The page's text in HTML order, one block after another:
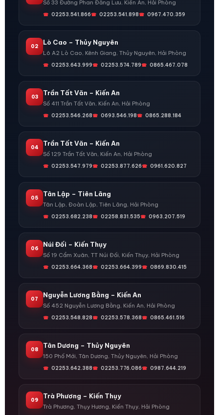
Số 33 Đường Phan Đăng Lưu, Kiến An, Hải Phòng
02253.541.866 02253.541.898 0967.470.359
02
Lò Cao – Thủy Nguyên
Lô A2 Lò Cao, Kênh Giang, Thủy Nguyên, Hải Phòng
02253.643.999 02253.574.789 0865.467.078
03
Trần Tất Văn – Kiến An
Số 411 Trần Tất Văn, Kiến An, Hải Phòng
02253.546.268 0693.546.198 0865.288.184
04
Trần Tất Văn – Kiến An
Số 129 Trần Tất Văn, Kiến An, Hải Phòng
02253.547.979 02253.877.626 0961.620.827
05
Tân Lập – Tiên Lãng
Tân Lập, Đoàn Lập, Tiên Lãng, Hải Phòng
02253.682.238 02258.831.535 0963.207.519
06
Núi Đối – Kiến Thụy
Số 19 Cẩm Xuân, TT Núi Đối, Kiến Thụy, Hải Phòng
02253.664.368 02253.664.399 0869.830.415
07
Nguyễn Lương Bằng – Kiến An
Số 452 Nguyễn Lương Bằng, Kiến An, Hải Phòng
02253.548.828 02253.578.368 0865.461.516
08
Tân Dương – Thủy Nguyên
150 Phố Mới, Tân Dương, Thủy Nguyên, Hải Phòng
02253.642.388 02253.776.086 0987.644.219
09
Trà Phương – Kiến Thụy
Trà Phương, Thụy Hương, Kiến Thụy, Hải Phòng